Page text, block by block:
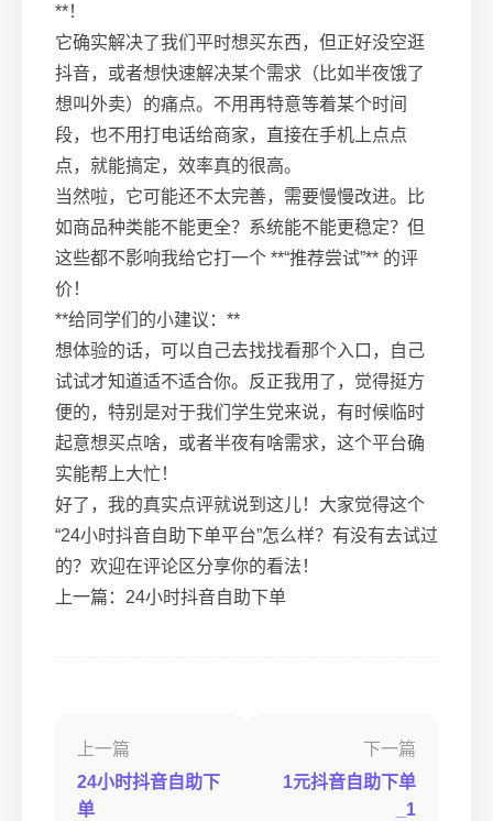
**！
它确实解决了我们平时想买东西，但正好没空逛
抖音，或者想快速解决某个需求（比如半夜饿了
想叫外卖）的痛点。不用再特意等着某个时间
段，也不用打电话给商家，直接在手机上点点
点，就能搞定，效率真的很高。
当然啦，它可能还不太完善，需要慢慢改进。比
如商品种类能不能更全？系统能不能更稳定？但
这些都不影响我给它打一个 **“推荐尝试”** 的评
价！
**给同学们的小建议：**
想体验的话，可以自己去找找看那个入口，自己
试试才知道适不适合你。反正我用了，觉得挺方
便的，特别是对于我们学生党来说，有时候临时
起意想买点啥，或者半夜有啥需求，这个平台确
实能帮上大忙！
好了，我的真实点评就说到这儿！大家觉得这个
“24小时抖音自助下单平台”怎么样？有没有去试过
的？欢迎在评论区分享你的看法！
上一篇：24小时抖音自助下单
上一篇
24小时抖音自助下
单
下一篇
1元抖音自助下单
_1